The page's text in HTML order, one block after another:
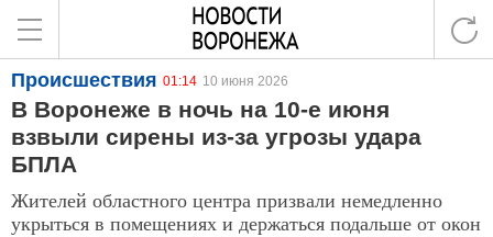
Происшествия 01:14 10 июня 2026
В Воронеже в ночь на 10-е июня
взвыли сирены из-за угрозы удара
БПЛА
Жителей областного центра призвали немедленно
укрыться в помещениях и держаться подальше от окон